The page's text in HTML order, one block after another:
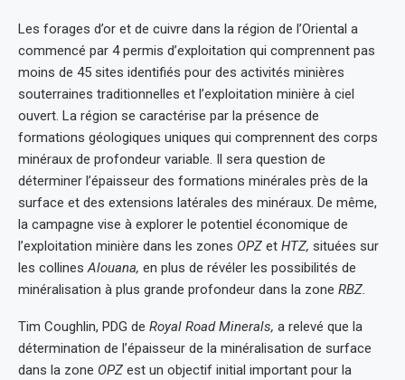
Les forages d’or et de cuivre dans la région de l’Oriental a
commencé par 4 permis d’exploitation qui comprennent pas
moins de 45 sites identifiés pour des activités minières
souterraines traditionnelles et l’exploitation minière à ciel
ouvert. La région se caractérise par la présence de
formations géologiques uniques qui comprennent des corps
minéraux de profondeur variable. Il sera question de
déterminer l’épaisseur des formations minérales près de la
surface et des extensions latérales des minéraux. De même,
la campagne vise à explorer le potentiel économique de
l’exploitation minière dans les zones OPZ et HTZ, situées sur
les collinesAlouana, en plus de révéler les possibilités de
minéralisation à plus grande profondeur dans la zone RBZ.
Tim Coughlin, PDG de Royal Road Minerals, a relevé que la
détermination de l’épaisseur de la minéralisation de surface
dans la zone OPZ est un objectif initial important pour la